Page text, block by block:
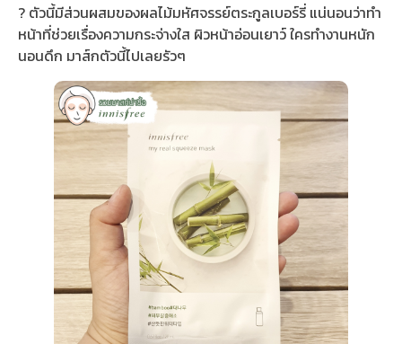
? ตัวนี้มีส่วนผสมของผลไม้มหัศจรรย์ตระกูลเบอร์รี่ แน่นอนว่าทำ
หน้าที่ช่วยเรื่องความกระจ่างใส ผิวหน้าอ่อนเยาว์ ใครทำงานหนัก
นอนดึก มาส์กตัวนี้ไปเลยรัวๆ